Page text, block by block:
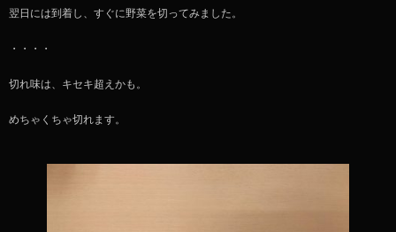
翌日には到着し、すぐに野菜を切ってみました。
・・・・
切れ味は、キセキ超えかも。
めちゃくちゃ切れます。